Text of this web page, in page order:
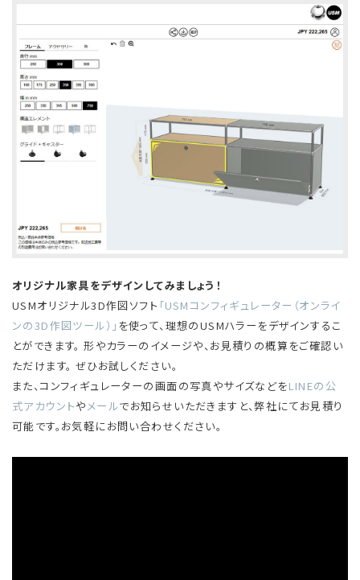
オリジナル家具をデザインしてみましょう！
USMオリジナル3D作図ソフト 「USMコンフィギュレーター（オンライ
ンの3D作図ツール）」 を使って、理想のUSMハラーをデザインするこ
とができます。 形やカラーのイメージや、お見積りの概算をご確認い
ただけます。 ぜひお試しください。
また、コンフィギュレーターの画面の写真やサイズなどをLINEの公
式アカウントや メールでお知らせいただきますと、弊社にてお見積り
可能です。お気軽にお問い合わせください。